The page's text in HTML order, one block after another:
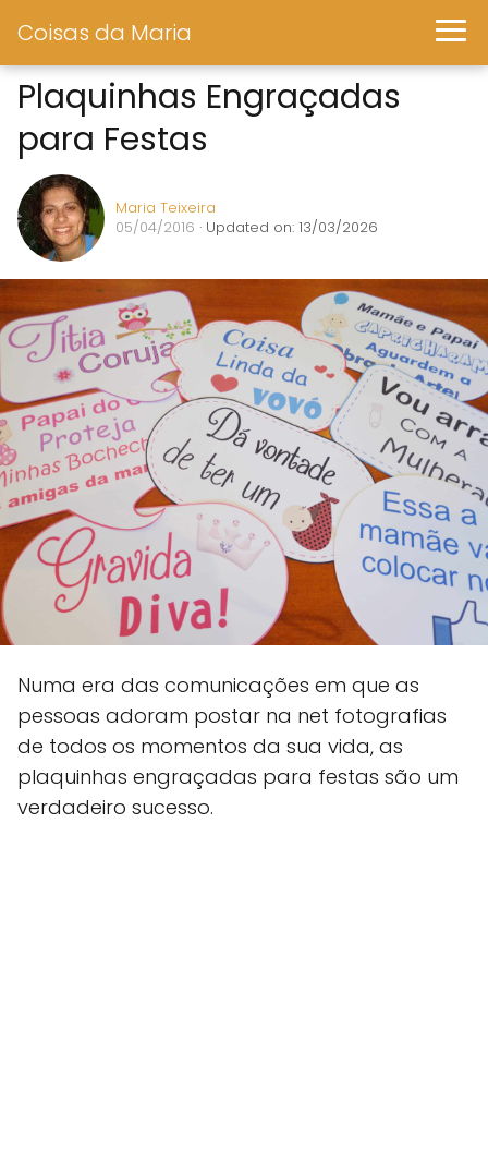
Coisas da Maria
Plaquinhas Engraçadas
para Festas
Maria Teixeira
05/04/2016 · Updated on: 13/03/2026
Numa era das comunicações em que as
pessoas adoram postar na net fotografias
de todos os momentos da sua vida, as
plaquinhas engraçadas para festas são um
verdadeiro sucesso.